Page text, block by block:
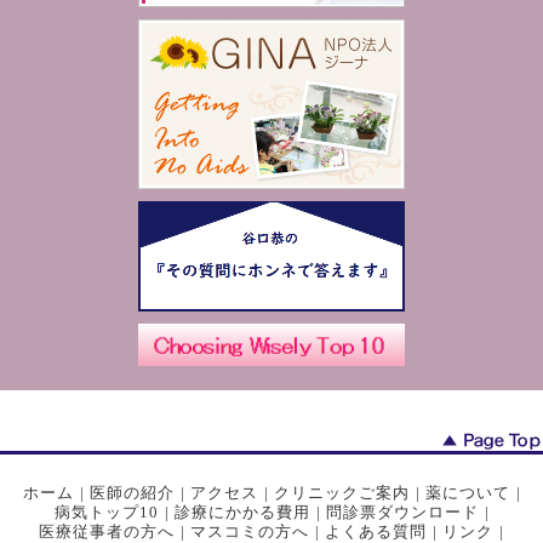
ホーム | 医師の紹介 | アクセス | クリニックご案内 | 薬について |
病気トップ10 | 診療にかかる費用 | 問診票ダウンロード |
医療従事者の方へ | マスコミの方へ | よくある質問 | リンク |